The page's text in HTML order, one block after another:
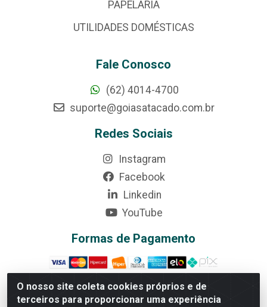
O nosso site coleta cookies próprios e de
terceiros para proporcionar uma experiência
PAPELARIA
UTILIDADES DOMÉSTICAS
Fale Conosco
(62) 4014-4700
suporte@goiasatacado.com.br
Redes Sociais
Instagram
Facebook
Linkedin
YouTube
Formas de Pagamento